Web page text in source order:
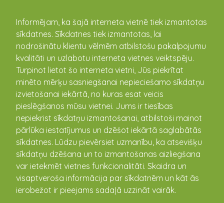
Informējam, ka šajā interneta vietnē tiek izmantotas
sīkdatnes. Sīkdatnes tiek izmantotas, lai
nodrošinātu klientu vēlmēm atbilstošu pakalpojumu
kvalitāti un uzlabotu interneta vietnes veiktspēju.
Turpinot lietot šo interneta vietni, Jūs piekrītat
minēto mērķu sasniegšanai nepieciešamo sīkdatņu
izvietošanai iekārtā, no kuras esat veicis
pieslēgšanos mūsu vietnei. Jums ir tiesības
nepiekrist sīkdatņu izmantošanai, atbilstoši mainot
pārlūka iestatījumus un dzēšot iekārtā saglabātās
sīkdatnes. Lūdzu pievērsiet uzmanību, ka atsevišķu
sīkdatņu dzēšana un to izmantošanas aizliegšana
var ietekmēt vietnes funkcionalitāti. Skaidra un
visaptveroša informācija par sīkdatnēm un kāt ās
ierobežot ir pieejams sadaļā uzzināt vairāk.
kandava.lv
Kandavas pilsētas bibliotēka
Lielā iela 11, Kandava, Tukuma novads, Latvija, LV-3120